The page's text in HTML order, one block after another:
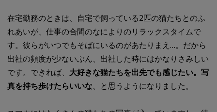
在宅勤務のときは、自宅で飼っている2匹の猫たちとのふ
れあいが、仕事の合間のなによりのリラックスタイムで
す。彼らがいつでもそばにいるのがあたりまえ…。だから
出社の頻度が少ないぶん、出社した時にはかなりさみしい
です。できれば、 大好きな猫たちを出先でも感じたい。写
真を持ち歩けたらいいな、と思うようになりました。